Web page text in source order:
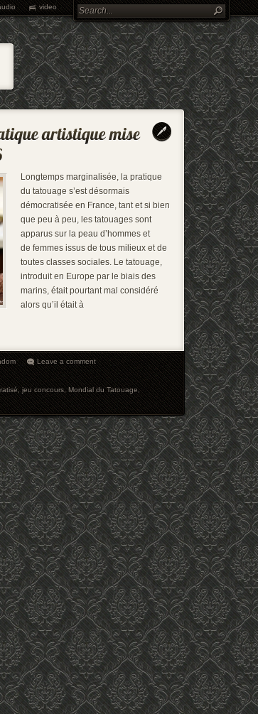
video
Longtemps marginalisée, la pratique
du tatouage s’est désormais
démocratisée en France, tant et si bien
que peu à peu, les tatouages sont
apparus sur la peau d’hommes et
de femmes issus de tous milieux et de
toutes classes sociales. Le tatouage,
introduit en Europe par le biais des
marins, était pourtant mal considéré
alors qu’il était à
Leave a comment
,jeu concours,Mondial du Tatouage,